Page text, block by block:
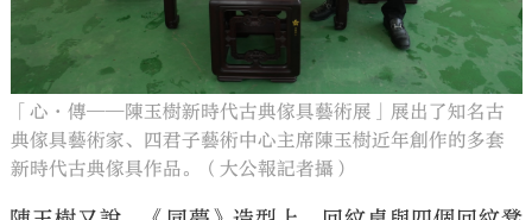
「心·傳——陳玉樹新時代古典傢具藝術展」展出了知名古
典傢具藝術家、四君子藝術中心主席陳玉樹近年創作的多套
新時代古典傢具作品。（大公報記者攝）